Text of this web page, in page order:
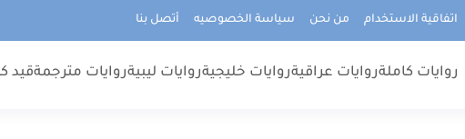
اتفاقية الاستخدام من نحن سياسة الخصوصيه أتصل بنا
روايات كاملةروايات عراقيةروايات خليجيةروايات ليبيةروايات مترجمةقيد